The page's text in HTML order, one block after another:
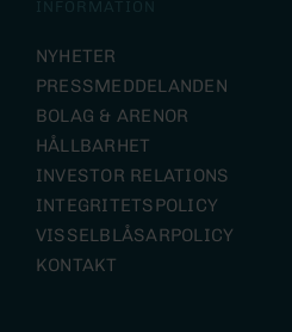
NYHETER
PRESSMEDDELANDEN
BOLAG & ARENOR
HÅLLBARHET
INVESTOR RELATIONS
INTEGRITETSPOLICY
VISSELBLÅSARPOLICY
KONTAKT